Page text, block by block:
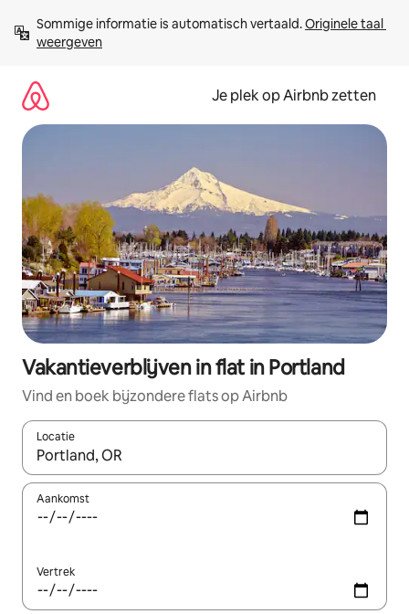
direct
naar
Sommige informatie is automatisch vertaald. Originele taal
weergeven
Je plek op Airbnb zetten
Vakantieverblijven in flat in Portland
Vind en boek bijzondere flats op Airbnb
Locatie
Wanneer er resultaten beschikbaar zijn, maak je een keuze
Aankomst
Vertrek